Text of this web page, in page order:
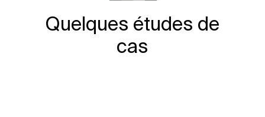
Quelques études de
cas